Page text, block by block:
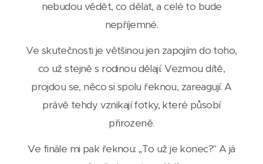
nebudou vědět, co dělat, a celé to bude
nepříjemné.
Ve skutečnosti je většinou jen zapojím do toho,
co už stejně s rodinou dělají. Vezmou dítě,
projdou se, něco si spolu řeknou, zareagují. A
právě tehdy vznikají fotky, které působí
přirozeně.
Ve finále mi pak řeknou: „To už je konec?" A já